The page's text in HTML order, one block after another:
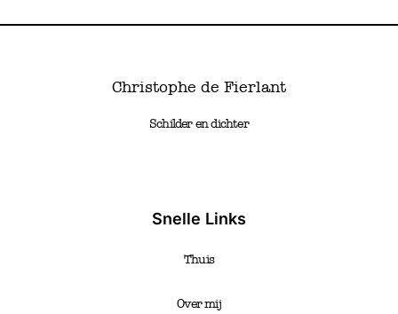
Christophe de Fierlant
Schilder en dichter
Snelle Links
Thuis
Over mij